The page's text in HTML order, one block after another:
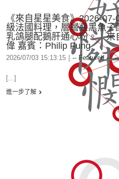
《來自星星美食》2026-
級法國料理，層層叠黑魚
乳鴿腿配鵝肝通心粉。︱
偉 嘉賓：Philip Fung
2026/07/03 15:13:15 -- Featured --,
[...]
進一步了解